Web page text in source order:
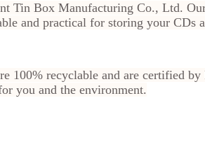
Tin Box Manufacturing Co., Ltd.
and practical for storing your CDs
100% recyclable and are certified
you and the environment.